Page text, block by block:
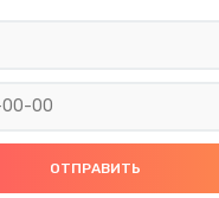
платы электроники
Прошивка